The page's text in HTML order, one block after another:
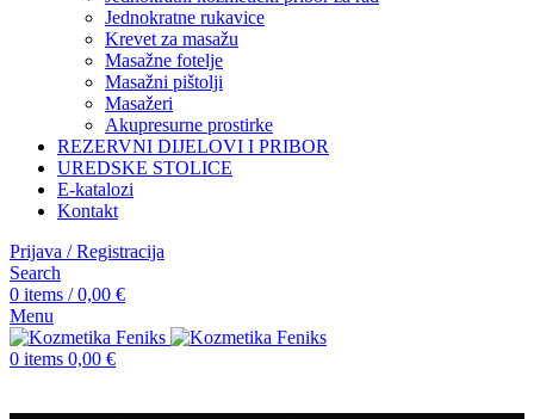
Jednokratne rukavice
Krevet za masažu
Masažne fotelje
Masažni pištolji
Masažeri
Akupresurne prostirke
REZERVNI DIJELOVI I PRIBOR
UREDSKE STOLICE
E-katalozi
Kontakt
Prijava / Registracija
Search
0 items / 0,00 €
Menu
0 items 0,00 €